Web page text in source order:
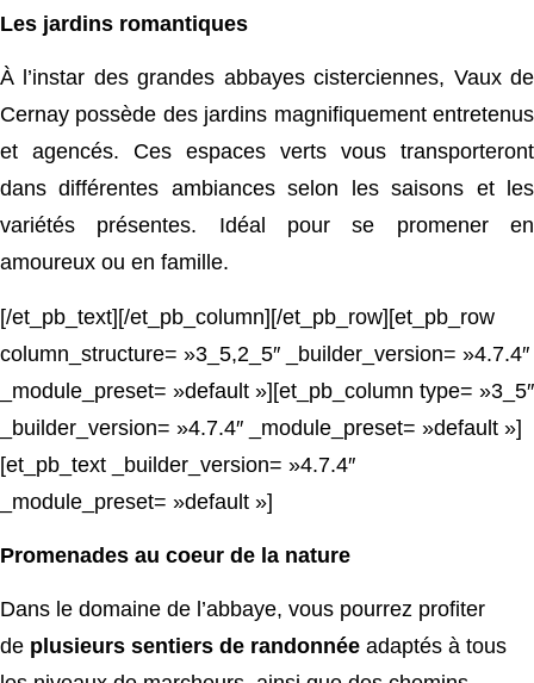
Les jardins romantiques
À l’instar des grandes abbayes cisterciennes, Vaux de
Cernay possède des jardins magnifiquement entretenus
et agencés. Ces espaces verts vous transporteront
dans différentes ambiances selon les saisons et les
variétés présentes. Idéal pour se promener en
amoureux ou en famille.
[/et_pb_text][/et_pb_column][/et_pb_row][et_pb_row
column_structure= »3_5,2_5″ _builder_version= »4.7.4″
_module_preset= »default »][et_pb_column type= »3_5″
_builder_version= »4.7.4″ _module_preset= »default »]
[et_pb_text _builder_version= »4.7.4″
_module_preset= »default »]
Promenades au coeur de la nature
Dans le domaine de l’abbaye, vous pourrez profiter
de plusieurs sentiers de randonnée adaptés à tous